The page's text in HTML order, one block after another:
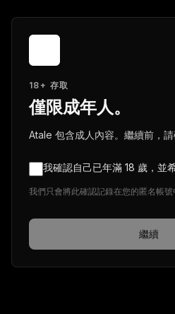
18+ 存取
僅限成年人。
Atale 包含成人內容。繼續前，請
我確認自己已年滿 18 歲，並
我們只會將此確認記錄在您的匿名帳號
繼續